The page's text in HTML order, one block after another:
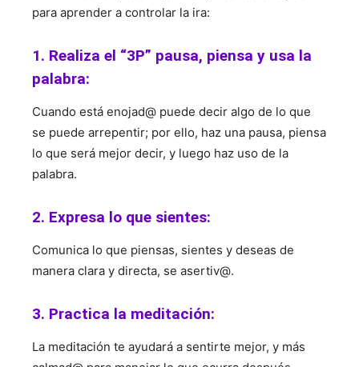
para aprender a controlar la ira:
1. Realiza el “3P” pausa, piensa y usa la
palabra:
Cuando está enojad@ puede decir algo de lo que
se puede arrepentir; por ello, haz una pausa, piensa
lo que será mejor decir, y luego haz uso de la
palabra.
2. Expresa lo que sientes:
Comunica lo que piensas, sientes y deseas de
manera clara y directa, se asertiv@.
3. Practica la meditación:
La meditación te ayudará a sentirte mejor, y más